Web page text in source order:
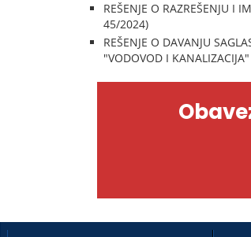
REŠENJE O RAZREŠENJU
45/2024)
REŠENJE O DAVANJU
"VODOVOD I